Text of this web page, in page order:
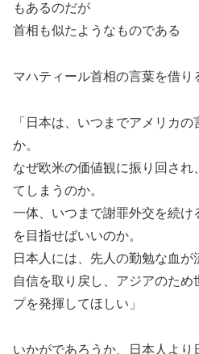
もあるのだが
首相も似たようなものである
マハティール首相の言葉を借り
「日本は、いつまでアメリカ
か。
なぜ欧米の価値観に振り回され
てしまうのか。
一体、いつまで謝罪外交を続
を目指せばいいのか。
日本人には、先人の勤勉な血が
自信を取り戻し、アジアのため
プを発揮してほしい」
いかがであろうか、日本人より